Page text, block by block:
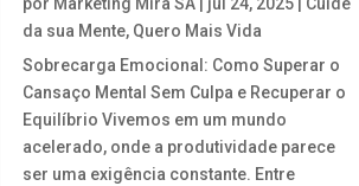
por Marketing Mira SA jul 24, 2025
Cuide
da sua Mente, Quero Mais Vida
Sobrecarga Emocional: Como Superar o
Cansaço Mental Sem Culpa e Recuperar o
Equilíbrio Vivemos em um mundo
acelerado, onde a produtividade parece
ser uma exigência constante. Entre